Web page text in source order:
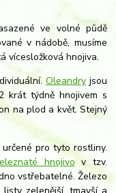
ve volné půdě
v nádobě, musíme
vícesložková hnojiva.
Oleandryjsou
krát týdně hnojivem s
na plod a květ. Stejný
určené pro tyto rostliny.
hnojivov tzv.
vstřebatelné. Železo